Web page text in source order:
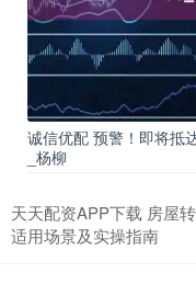
诚信优配 预警！即将抵
_杨柳
天天配资APP下载 房屋
适用场景及实操指南